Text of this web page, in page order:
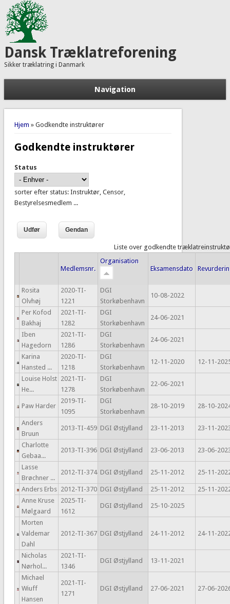
Dansk Træklatreforening
Sikker træklatring i Danmark
Navigation
Du er her
Hjem » Godkendte instruktører
Godkendte instruktører
Status
sorter efter status: Instruktør, Censor,
Bestyrelsesmedlem ...
Liste over godkendte
Medlemsnr.
Organisation
Eksamensdato
Rosita
Olvhøj
2020-TI-
1221
DGI
Storkøbenhavn
10-08-2022
Per Kofod
Bakhaj
2021-TI-
1282
DGI
Storkøbenhavn
24-06-2021
Iben
Hagedorn
2021-TI-
1286
DGI
Storkøbenhavn
24-06-2021
Karina
Hansted ...
2020-TI-
1218
DGI
Storkøbenhavn
12-11-2020 12-11-
Louise Holst
He...
2021-TI-
1278
DGI
Storkøbenhavn
22-06-2021
Paw Harder
2019-TI-
1095
DGI
Storkøbenhavn
28-10-2019 28-10-
Anders
Bruun
2013-TI-459 DGI Østjylland 23-11-2013 23-11-
Charlotte
Gebaa...
2013-TI-396 DGI Østjylland 23-06-2013 23-06-
Lasse
Brøchner ...
2012-TI-374 DGI Østjylland 25-11-2012 25-11-
Anders Erbs 2012-TI-370 DGI Østjylland 25-11-2012
25-11-
Anne Kruse
Mølgaard
2025-TI-
1612
DGI Østjylland 25-10-2025
Morten
Valdemar
Dahl
2012-TI-367 DGI Østjylland 24-11-2012 24-11-
Nicholas
Nørhol...
2021-TI-
1346
DGI Østjylland 13-11-2021
Michael
Wiuff
Hansen
2021-TI-
1271
DGI Østjylland 27-06-2021 27-06-